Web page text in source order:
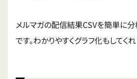
メルマガの配信結果CSVを簡単に分
です。わかりやすくグラフ化もしてくれ